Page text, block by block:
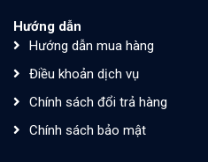
Hướng dẫn
Hướng dẫn mua hàng
Điều khoản dịch vụ
Chính sách đổi trả hàng
Chính sách bảo mật